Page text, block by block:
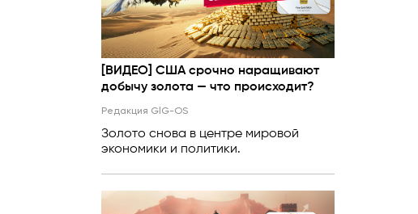
[ВИДЕО] США срочно наращивают
добычу золота — что происходит?
Редакция GlG-OS
Золото снова в центре мировой
экономики и политики.